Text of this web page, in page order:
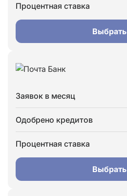
Процентная ставка
Выбрать
Заявок в месяц
Одобрено кредитов
Процентная ставка
Выбрать